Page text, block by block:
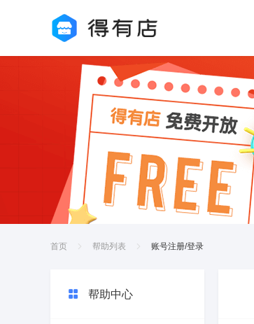
首页 帮助列表 账号注册/登录
帮助中心